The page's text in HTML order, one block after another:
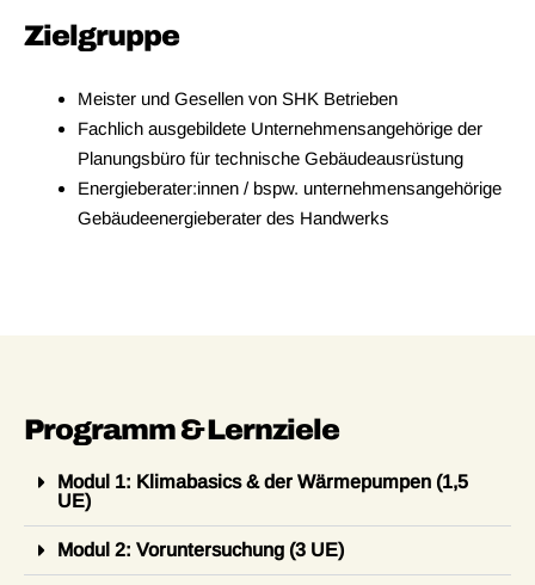
Zielgruppe
Meister und Gesellen von SHK Betrieben
Fachlich ausgebildete Unternehmensangehörige der
Planungsbüro für technische Gebäudeausrüstung
Energieberater:innen / bspw. unternehmensangehörige
Gebäudeenergieberater des Handwerks
Programm & Lernziele
Modul 1: Klimabasics & der Wärmepumpen (1,5
UE)
Modul 2: Voruntersuchung (3 UE)